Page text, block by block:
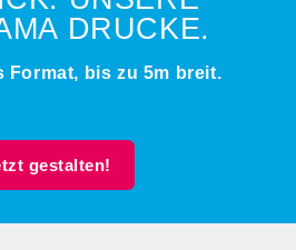
DRUCKE.
Format, bis zu 5m breit.
gestalten!